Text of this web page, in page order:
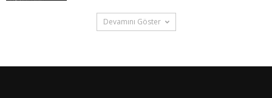
Devamını Göster